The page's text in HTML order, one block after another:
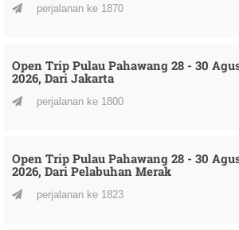
perjalanan ke 1870
Open Trip Pulau Pahawang 28 - 30
2026, Dari Jakarta
perjalanan ke 1800
Open Trip Pulau Pahawang 28 - 30
2026, Dari Pelabuhan Merak
perjalanan ke 1823